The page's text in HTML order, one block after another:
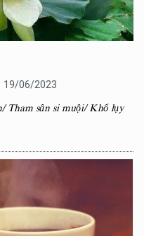
19/06/2023
Tham sân si muội/ Khổ lụy